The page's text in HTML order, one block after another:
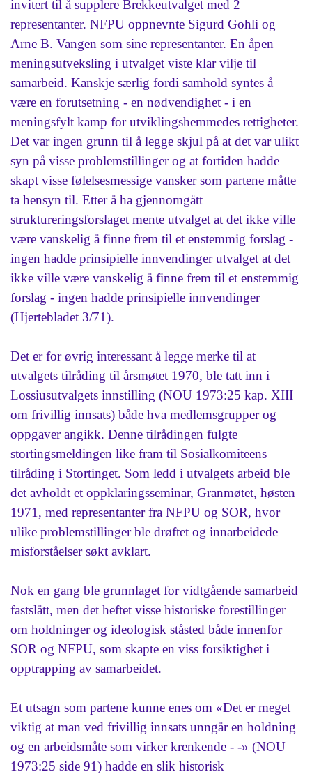
invitert til å supplere Brekkeutvalget med 2
representanter. NFPU oppnevnte Sigurd Gohli og
Arne B. Vangen som sine representanter. En åpen
meningsutveksling i utvalget viste klar vilje til
samarbeid. Kanskje særlig fordi samhold syntes å
være en forutsetning - en nødvendighet - i en
meningsfylt kamp for utviklingshemmedes rettigheter.
Det var ingen grunn til å legge skjul på at det var ulikt
syn på visse problemstillinger og at fortiden hadde
skapt visse følelsesmessige vansker som partene måtte
ta hensyn til. Etter å ha gjennomgått
struktureringsforslaget mente utvalget at det ikke ville
være vanskelig å finne frem til et enstemmig forslag -
ingen hadde prinsipielle innvendinger utvalget at det
ikke ville være vanskelig å finne frem til et enstemmig
forslag - ingen hadde prinsipielle innvendinger
(Hjertebladet 3/71).
Det er for øvrig interessant å legge merke til at
utvalgets tilråding til årsmøtet 1970, ble tatt inn i
Lossiusutvalgets innstilling (NOU 1973:25 kap. XIII
om frivillig innsats) både hva medlemsgrupper og
oppgaver angikk. Denne tilrådingen fulgte
stortingsmeldingen like fram til Sosialkomiteens
tilråding i Stortinget. Som ledd i utvalgets arbeid ble
det avholdt et oppklaringsseminar, Granmøtet, høsten
1971, med representanter fra NFPU og SOR, hvor
ulike problemstillinger ble drøftet og innarbeidede
misforståelser søkt avklart.
Nok en gang ble grunnlaget for vidtgående samarbeid
fastslått, men det heftet visse historiske forestillinger
om holdninger og ideologisk ståsted både innenfor
SOR og NFPU, som skapte en viss forsiktighet i
opptrapping av samarbeidet.
Et utsagn som partene kunne enes om «Det er meget
viktig at man ved frivillig innsats unngår en holdning
og en arbeidsmåte som virker krenkende - -» (NOU
1973:25 side 91) hadde en slik historisk